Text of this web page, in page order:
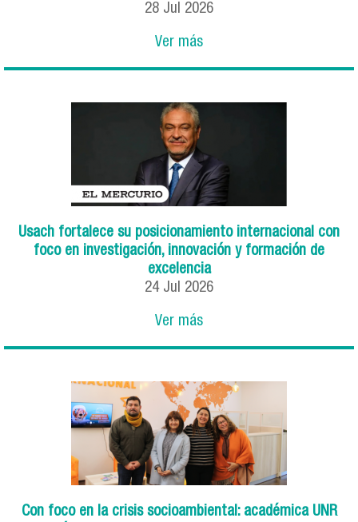
28 Jul 2026
Ver más
Usach fortalece su posicionamiento internacional con
foco en investigación, innovación y formación de
excelencia
24 Jul 2026
Ver más
Con foco en la crisis socioambiental: académica UNR